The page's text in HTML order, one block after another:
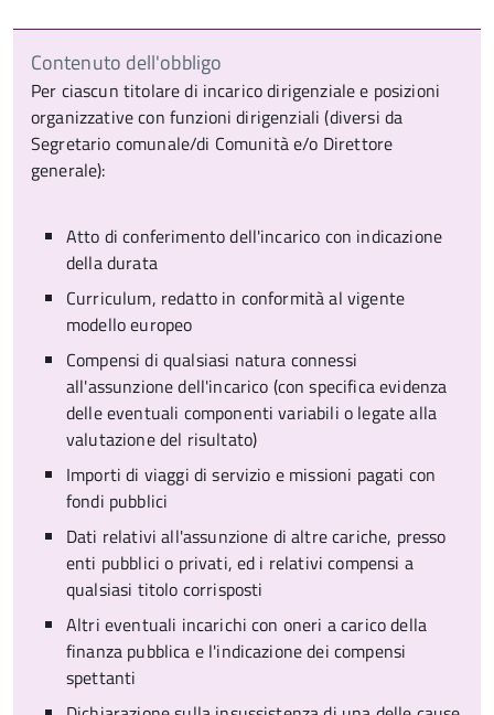
Contenuto dell'obbligo
Per ciascun titolare di incarico dirigenziale e posizioni
organizzative con funzioni dirigenziali (diversi da
Segretario comunale/di Comunità e/o Direttore
generale):
Atto di conferimento dell'incarico con indicazione
della durata
Curriculum, redatto in conformità al vigente
modello europeo
Compensi di qualsiasi natura connessi
all'assunzione dell'incarico (con specifica evidenza
delle eventuali componenti variabili o legate alla
valutazione del risultato)
Importi di viaggi di servizio e missioni pagati con
fondi pubblici
Dati relativi all'assunzione di altre cariche, presso
enti pubblici o privati, ed i relativi compensi a
qualsiasi titolo corrisposti
Altri eventuali incarichi con oneri a carico della
finanza pubblica e l'indicazione dei compensi
spettanti